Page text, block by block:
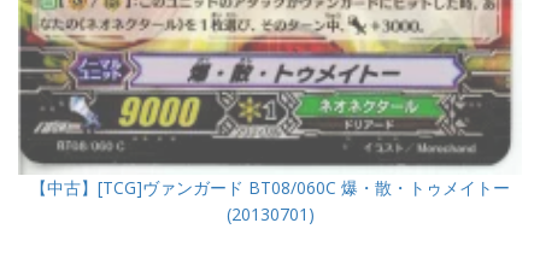
【中古】[TCG]ヴァンガード BT08/060C 爆・散・トゥメイトー
(20130701)